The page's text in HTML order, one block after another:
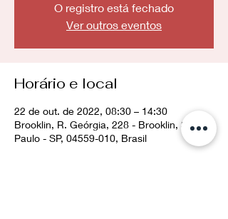
O registro está fechado
Ver outros eventos
Horário e local
22 de out. de 2022, 08:30 – 14:30
Brooklin, R. Geórgia, 228 - Brooklin, São
Paulo - SP, 04559-010, Brasil